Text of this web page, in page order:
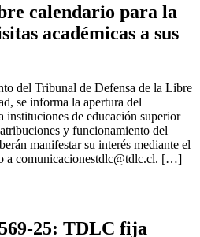
calendario para la
académicas a sus
del Tribunal de Defensa de la Libre
se informa la apertura del
instituciones de educación superior
y funcionamiento del
manifestar su interés mediante el
a comunicacionestdlc@tdlc.cl. […]
25: TDLC fija